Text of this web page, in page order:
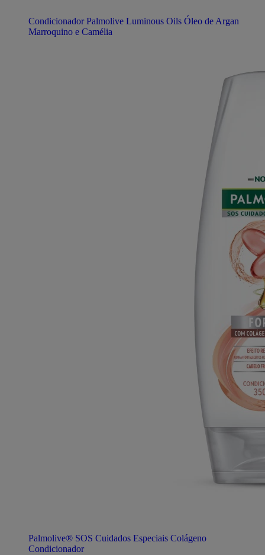
Condicionador Palmolive Luminous Oils Óleo de Argan
Marroquino e Camélia
Palmolive® SOS Cuidados Especiais Colágeno
Condicionador